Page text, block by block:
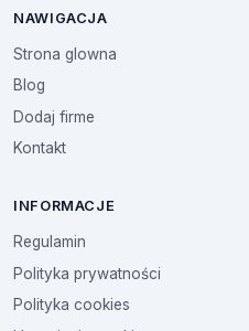
NAWIGACJA
Strona glowna
Blog
Dodaj firme
Kontakt
INFORMACJE
Regulamin
Polityka prywatności
Polityka cookies